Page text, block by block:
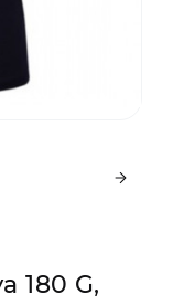
180 G,